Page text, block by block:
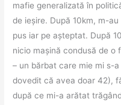
mafie generalizată în
de ieșire. După 10km, m-
pus iar pe așteptat. După
nicio mașină condusă de o
– un bărbat care mie mi s-
dovedit că avea doar 42),
după ce mi-a arătat